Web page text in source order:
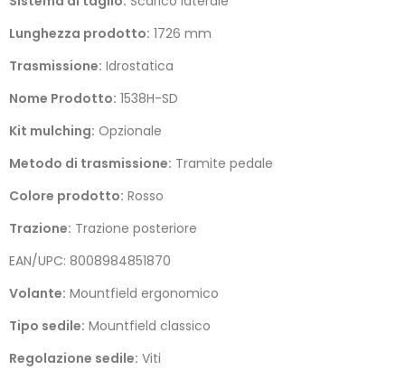
Lunghezza prodotto: 1726 mm
Trasmissione: Idrostatica
Nome Prodotto: 1538H-SD
Kit mulching: Opzionale
Metodo di trasmissione: Tramite pedale
Colore prodotto: Rosso
Trazione: Trazione posteriore
EAN/UPC: 8008984851870
Volante: Mountfield ergonomico
Tipo sedile: Mountfield classico
Regolazione sedile: Viti